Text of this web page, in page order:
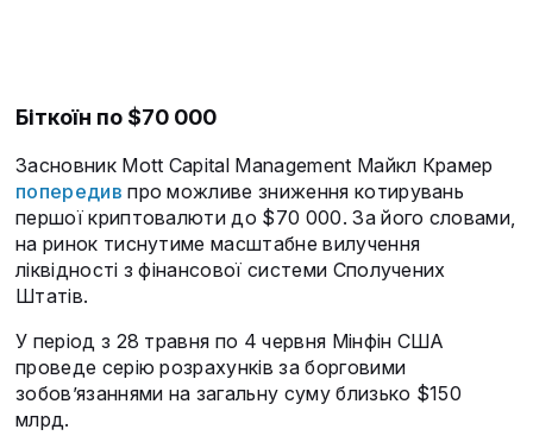
Біткоїн по $70 000
Засновник Mott Capital Management Майкл Крамер
попередив про можливе зниження котирувань
першої криптовалюти до $70 000. За його словами,
на ринок тиснутиме масштабне вилучення
ліквідності з фінансової системи Сполучених
Штатів.
У період з 28 травня по 4 червня Мінфін США
проведе серію розрахунків за борговими
зобов’язаннями на загальну суму близько $150
млрд.